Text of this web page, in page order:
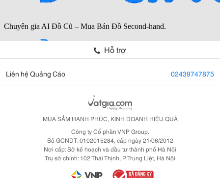
Hỗ trợ
Liên hệ Quảng Cáo 02439747875
MUA SẮM HẠNH PHÚC, KINH DOANH HIỆU QUẢ
Công ty Cổ phần VNP Group.
Số GCNDT: 0102015284, cấp ngày 21/06/2012
Nơi cấp: Sở kế hoạch và đầu tư thành phố Hà Nội
Trụ sở chính: 102 Thái Thịnh, P. Trung Liệt, Hà Nội